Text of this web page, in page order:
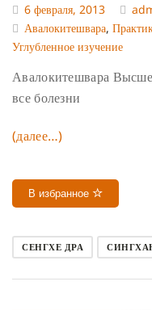
6 февраля, 2013
Авалокитешвара,
Углубленное изучение
Авалокитешвара
все болезни
(далее…)
В избранное
СЕНГХЕ ДРА